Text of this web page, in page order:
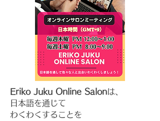
Eriko Juku Online Salonは、
日本語を通じて
わくわくすることを